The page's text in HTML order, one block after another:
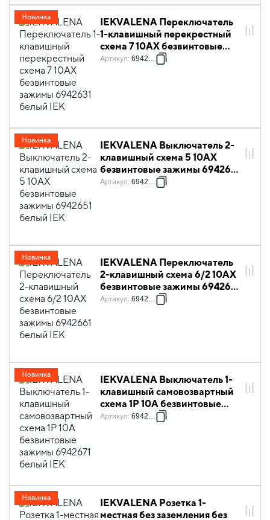
IEKVALENA Переключатель
1-клавишный перекрестный
схема 7 10АХ безвинтовые
зажимы 6942631 белый IEK
Артикул: 6942631
Новинка
IEKVALENA Выключатель 2-
клавишный схема 5 10АХ
безвинтовые зажимы 6942651
белый IEK
Артикул: 6942651
Новинка
IEKVALENA Переключатель
2-клавишный схема 6/2 10АХ
безвинтовые зажимы 6942661
белый IEK
Артикул: 6942661
Новинка
IEKVALENA Выключатель 1-
клавишный самовозвартный
схема 1P 10А безвинтовые
зажимы 6942671 белый IEK
Артикул: 6942671
Новинка
IEKVALENA Розетка 1-
местная без заземления без
Новинка